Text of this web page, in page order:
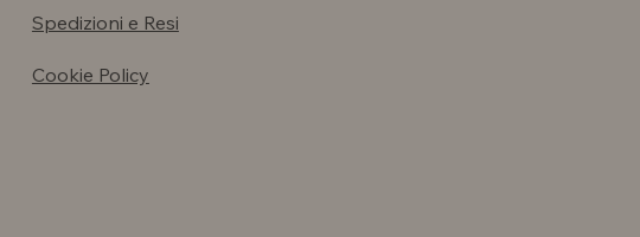
Spedizioni e Resi
Cookie Policy